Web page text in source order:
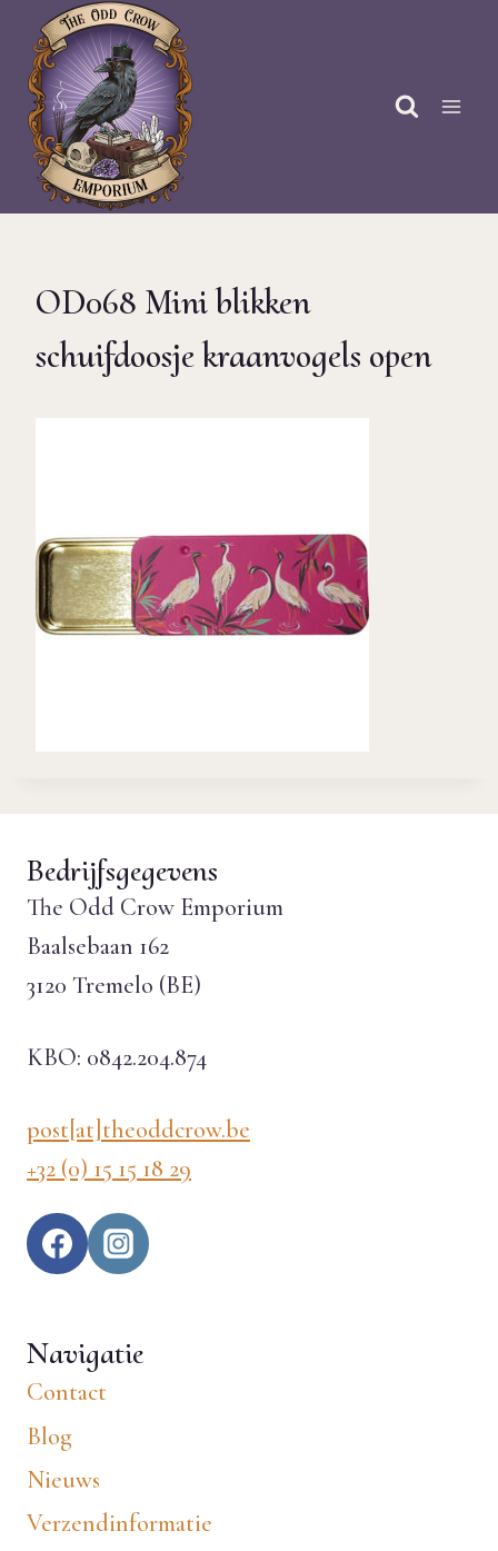
Doorgaan
naar
inhoud
OD068 Mini blikken
schuifdoosje kraanvogels open
Bedrijfsgegevens
The Odd Crow Emporium
Baalsebaan 162
3120 Tremelo (BE)
KBO: 0842.204.874
post[at]theoddcrow.be
+32 (0) 15 15 18 29
Navigatie
Contact
Blog
Nieuws
Verzendinformatie